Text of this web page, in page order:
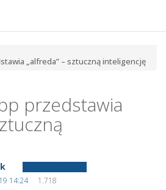
„alfreda” – sztuczną inteligencję
przedstawia
14:24
1.718